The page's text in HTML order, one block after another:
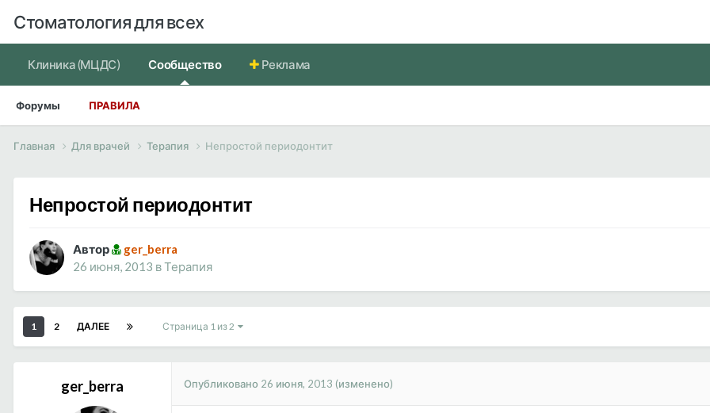
Стоматология для всех
Клиника (МЦДС) Сообщество
Форумы ПРАВИЛА
Реклама
Главная Для врачей Терапия Непростой периодонтит
Непростой периодонтит
Автор
ger_berra
26 июня, 2013 вТерапия
1 2 ДАЛЕЕ Страница 1 из 2
ger_berra Опубликовано 26 июня, 2013 (изменено)